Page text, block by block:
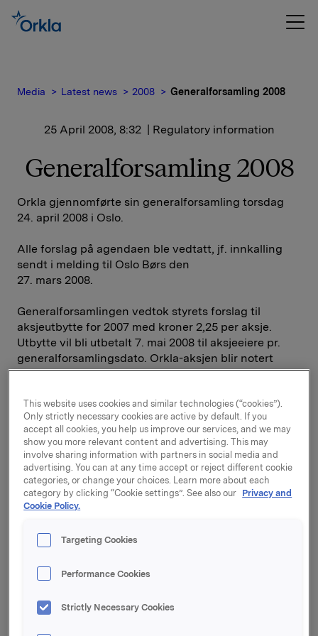
Media Latest news 2008 Generalforsamling 2008
25 April 2008, 8:32 | Regulatory information
Generalforsamling 2008
Orkla gjennomførte sin generalforsamling torsdag
24. april 2008 i Oslo.
Alle forslag på agendaen ble vedtatt, jf. innkalling
sendt i melding til Oslo Børs den
27. mars 2008.
Generalforsamlingen vedtok styrets forslag til
aksjeutbytte for 2007 med kroner 2,25 per aksje.
Utbytte vil bli utbetalt 7. mai 2008 til aksjeeiere pr.
generalforsamlingsdato. Orkla-aksjen blir notert
eksklusive utbytte på Oslo Børs fra 25. april 2008.
Generalforsamlingen traff deretter følgende vedtak
vedrørende nedsetting av aksjekapital:
"Generalforsamlingen i Orkla ASA beslutter å
nedsette aksjekapitalen med kr 9.375.000 fra kr
1.295.538.712,50 til kr 1.286.163.712,50 ved å innløse
(amortisere) 7.500.000 aksjer eiet av Orkla ASA.
Antall aksjer i selskapet reduseres fra 1.036.430.970
til 1.028.930.970. Nedsettingsbeløpet brukes til
sletting av egne aksjer."
til å erverve egne aksjer:
fullmakt til å la selskapet erverve aksjer i Orkla ASA
This website uses cookies and similar technologies (“cookies”).
Only strictly necessary cookies are active by default. If you
accept all cookies, you help us improve our services, and we may
show you more relevant content and advertising. This may
involve sharing information with partners in social media and
advertising. You can at any time accept or reject different cookie
categories, or change your choices. Learn more about each
category by clicking “Cookie settings”. See also our Privacy and
Cookie Policy.
Targeting Cookies
Performance Cookies
Strictly Necessary Cookies